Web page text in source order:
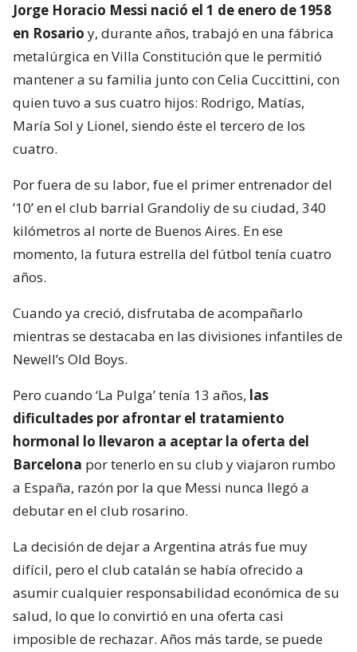
Jorge Horacio Messi nació el 1 de enero de 1958
en Rosario y, durante años, trabajó en una fábrica
metalúrgica en Villa Constitución que le permitió
mantener a su familia junto con Celia Cuccittini, con
quien tuvo a sus cuatro hijos: Rodrigo, Matías,
María Sol y Lionel, siendo éste el tercero de los
cuatro.
Por fuera de su labor, fue el primer entrenador del
’10’ en el club barrial Grandoliy de su ciudad, 340
kilómetros al norte de Buenos Aires. En ese
momento, la futura estrella del fútbol tenía cuatro
años.
Cuando ya creció, disfrutaba de acompañarlo
mientras se destacaba en las divisiones infantiles de
Newell’s Old Boys.
Pero cuando ‘La Pulga’ tenía 13 años, las
dificultades por afrontar el tratamiento
hormonal lo llevaron a aceptar la oferta del
Barcelona por tenerlo en su club y viajaron rumbo
a España, razón por la que Messi nunca llegó a
debutar en el club rosarino.
La decisión de dejar a Argentina atrás fue muy
difícil, pero el club catalán se había ofrecido a
asumir cualquier responsabilidad económica de su
salud, lo que lo convirtió en una oferta casi
imposible de rechazar. Años más tarde, se puede